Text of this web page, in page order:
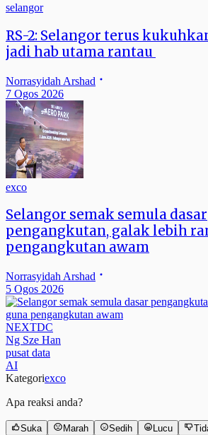
selangor
RS-2: Selangor terus
jadi hab utama rantau
Norrasyidah Arshad
7 Ogos 2026
exco
Selangor semak semula dasar
pengangkutan, galak lebih
pengangkutan awam
Norrasyidah Arshad
5 Ogos 2026
NEXTDC
Ng Sze Han
pusat data
AI
Kategoriexco
Apa reaksi anda?
Suka Marah Sedih Lucu